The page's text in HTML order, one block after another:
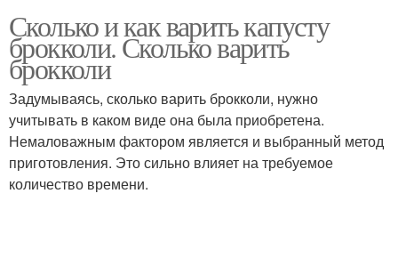
Сколько и как варить капусту
брокколи. Сколько варить
брокколи
Задумываясь, сколько варить брокколи, нужно
учитывать в каком виде она была приобретена.
Немаловажным фактором является и выбранный метод
приготовления. Это сильно влияет на требуемое
количество времени.